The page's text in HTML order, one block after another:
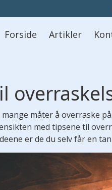
Forside Artikler
måter å overraske
med tipsene til
er de du selv får en